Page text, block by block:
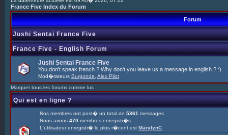
France Five Index du Forum
Forum
Jushi Sentai France Five
France Five - English Forum
Jushi Sentai France Five
You don't speak french ? Why don't you leave us a message in english ? :)
Mod�rateurs Burgonde Alex Pilot
Marquer tous les forums comme lus
Qui est en ligne ?
Nos membres ont post� un total de 5361 messages
Nous avons 470 membres enregistr�s
L'utilisateur enregistr� le plus r�cent est MarylynC